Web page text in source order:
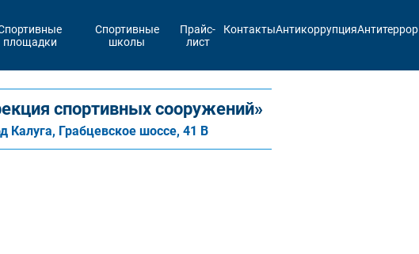
площадки
Спортивные
школы
Прайс-
лист
КонтактыАнтикоррупцияАнтитеррор
спортивных сооружений»
Калуга, Грабцевское шоссе, 41 В